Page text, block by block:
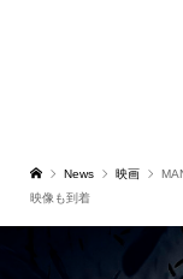
News 映画
映像も到着